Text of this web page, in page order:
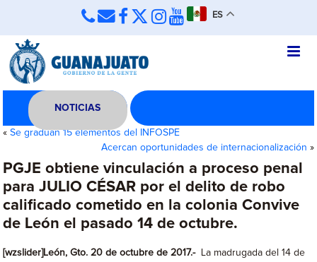
ES
NOTICIAS
«Se gradúan 15 elementos del INFOSPE
Acercan oportunidades de internacionalización »
PGJE obtiene vinculación a proceso penal
para JULIO CÉSAR por el delito de robo
calificado cometido en la colonia Convive
de León el pasado 14 de octubre.
[wzslider]León, Gto. 20 de octubre de 2017.-La madrugada del 14 de